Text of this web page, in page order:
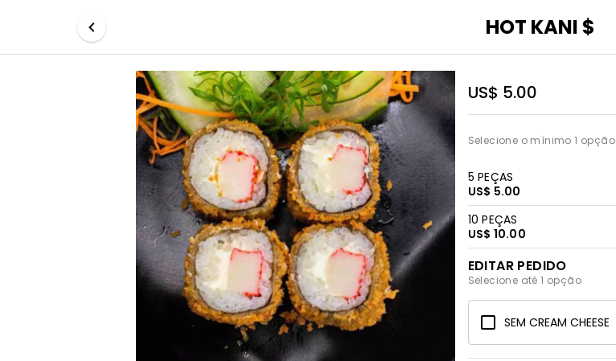
HOT KANI $
US$ 5.00
Selecione o mínimo 1 opção
5 PEÇAS
US$ 5.00
10 PEÇAS
US$ 10.00
EDITAR PEDIDO
Selecione até 1 opção
SEM CREAM CHEESE